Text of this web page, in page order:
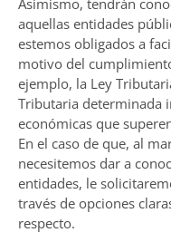
aquellas entidades
estemos obligados a
motivo del
ejemplo, la Ley
Tributaria determinada
económicas que
En el caso de que, al
necesitemos dar a
entidades, le
través de opciones
respecto.